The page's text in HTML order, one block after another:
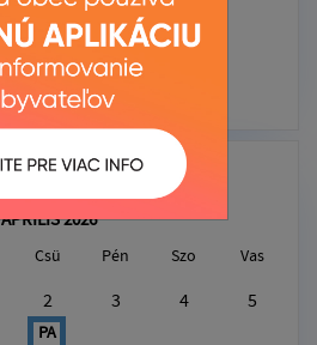
ÁPRILIS 2026
Csü Pén Szo Vas
2
PA
3 4 5